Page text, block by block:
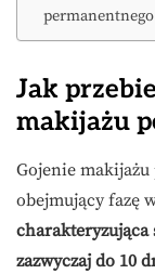
permanentnego
Jak
makijażu
Gojenie
obejmujący fazę
charakteryzująca
zazwyczaj do 10